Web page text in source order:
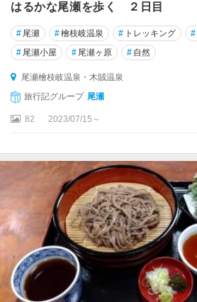
はるかな尾瀬を歩く ２日目
# 尾瀬 #檜枝岐温泉 # トレッキング #
# 尾瀬小屋 # 尾瀬ヶ原 # 自然
尾瀬檜枝岐温泉・木賊温泉
旅行記グループ 尾瀬
82 2023/07/15～